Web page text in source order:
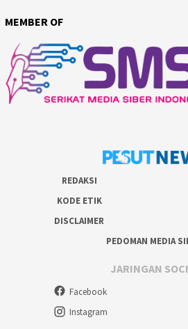
MEMBER OF
REDAKSI
KODE ETIK
DISCLAIMER
PEDOMAN MEDIA
JARINGAN
Facebook
Instagram